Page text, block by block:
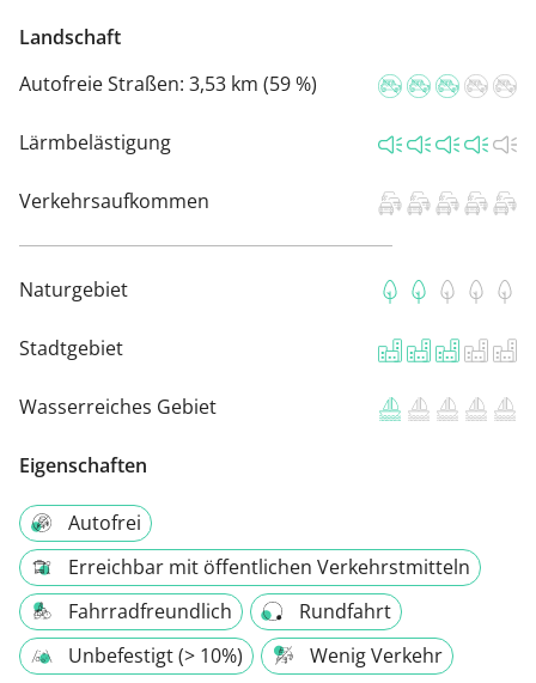
Landschaft
Autofreie Straßen: 3,53 km (59 %)
Lärmbelästigung
Verkehrsaufkommen
Naturgebiet
Stadtgebiet
Wasserreiches Gebiet
Eigenschaften
Autofrei
Erreichbar mit öffentlichen Verkehrstmitteln
Fahrradfreundlich
Rundfahrt
Unbefestigt (> 10%)
Wenig Verkehr